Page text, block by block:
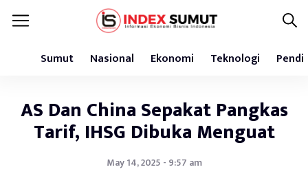
Sumut Nasional Ekonomi Teknologi
AS Dan China Sepakat Pangkas
Tarif, IHSG Dibuka Menguat
May 14, 2025 - 9:57 am